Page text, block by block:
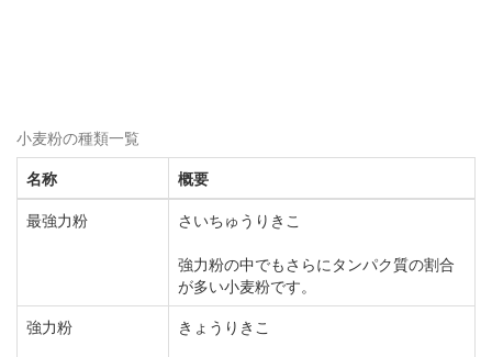
小麦粉の種類一覧
名称
概要
最強力粉
さいちゅうりきこ
強力粉の中でもさらにタンパク質の割合
が多い小麦粉です。
強力粉
きょうりきこ